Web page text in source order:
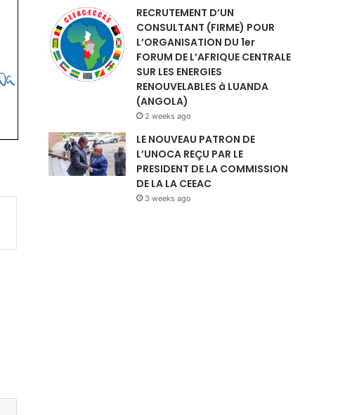
RECRUTEMENT D’UN
CONSULTANT (FIRME) POUR
L’ORGANISATION DU 1er
FORUM DE L’AFRIQUE CENTRALE
SUR LES ENERGIES
RENOUVELABLES à LUANDA
(ANGOLA)
2 weeks ago
LE NOUVEAU PATRON DE
L’UNOCA REÇU PAR LE
PRESIDENT DE LA COMMISSION
DE LA LA CEEAC
3 weeks ago